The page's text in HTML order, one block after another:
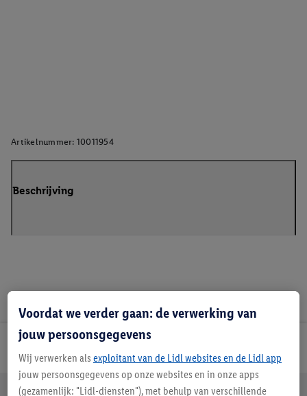
Artikelnummer: 10011954
Beschrijving
Jouw voordelen bij ons als Lidl webshop klant
Voordat we verder gaan: de verwerking van
jouw persoonsgegevens
Wij verwerken als exploitant van de Lidl websites en de Lidl app
jouw persoonsgegevens op onze websites en in onze apps
(gezamenlijk: "Lidl-diensten"), met behulp van verschillende